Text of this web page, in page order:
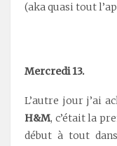
(aka quasi tout
Mercredi 13.
L’autre jour j’ai
H&M, c’était la
début à tout